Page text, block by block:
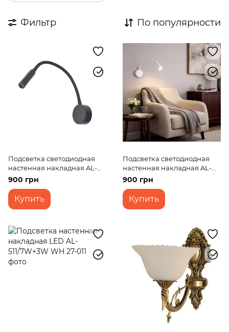
Фильтр По популярности
Подсветка светодиодная
настенная накладная AL-
536/3W WW LED BK
900 грн
Купить
Подсветка светодиодная
настенная накладная AL-
536/3W WW LED WH
900 грн
Купить